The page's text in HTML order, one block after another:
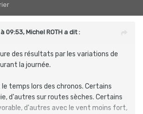
09:53, Michel ROTH a dit :
des résultats par les variations de
la journée.
temps lors des chronos. Certains
d'autres sur routes sèches. Certains
d'autres avec le vent moins fort,